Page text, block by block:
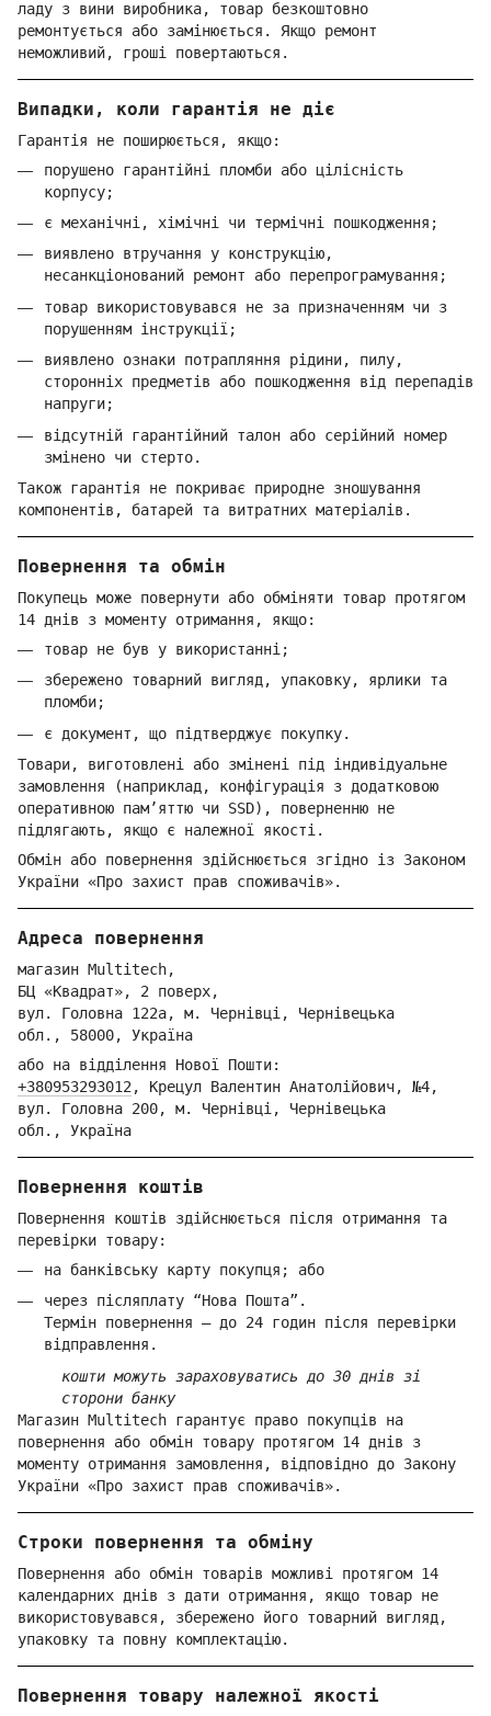
ладу з вини виробника, товар безкоштовно
ремонтується або замінюється. Якщо ремонт
неможливий, гроші повертаються.
Випадки, коли гарантія не діє
Гарантія не поширюється, якщо:
порушено гарантійні пломби або цілісність
корпусу;
є механічні, хімічні чи термічні пошкодження;
виявлено втручання у конструкцію,
несанкціонований ремонт або перепрограмування;
товар використовувався не за призначенням чи з
порушенням інструкції;
виявлено ознаки потрапляння рідини, пилу,
сторонніх предметів або пошкодження від перепадів
напруги;
відсутній гарантійний талон або серійний номер
змінено чи стерто.
Також гарантія не покриває природне зношування
компонентів, батарей та витратних матеріалів.
Повернення та обмін
Покупець може повернути або обміняти товар протягом
14 днів з моменту отримання, якщо:
товар не був у використанні;
збережено товарний вигляд, упаковку, ярлики та
пломби;
є документ, що підтверджує покупку.
Товари, виготовлені або змінені під індивідуальне
замовлення (наприклад, конфігурація з додатковою
оперативною пам’яттю чи SSD), поверненню не
підлягають, якщо є належної якості.
Обмін або повернення здійснюється згідно із Законом
України «Про захист прав споживачів».
Адреса повернення
магазин Multitech,
БЦ «Квадрат», 2 поверх,
вул. Головна 122а, м. Чернівці, Чернівецька
обл., 58000, Україна
або на відділення Нової Пошти:
+380953293012 , Крецул Валентин Анатолійович, №4,
вул. Головна 200, м. Чернівці, Чернівецька
обл., Україна
Повернення коштів
Повернення коштів здійснюється після отримання та
перевірки товару:
на банківську карту покупця; або
через післяплату “Нова Пошта”.
Термін повернення — до 24 годин після перевірки
відправлення.
кошти можуть зараховуватись до 30 днів зі
сторони банку
Магазин Multitech гарантує право покупців на
повернення або обмін товару протягом 14 днів з
моменту отримання замовлення, відповідно до Закону
України «Про захист прав споживачів».
Строки повернення та обміну
Повернення або обмін товарів можливі протягом 14
календарних днів з дати отримання, якщо товар не
використовувався, збережено його товарний вигляд,
упаковку та повну комплектацію.
Повернення товару належної якості